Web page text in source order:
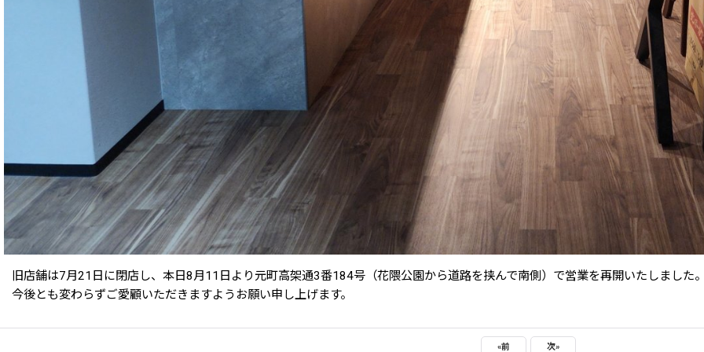
旧店舗は7月21日に閉店し、本日8月11日より元町高架通3番184号（花隈公園から道路を挟んで南側）で営業を再開いたしました
今後とも変わらずご愛顧いただきますようお願い申し上げます。
«前 次»